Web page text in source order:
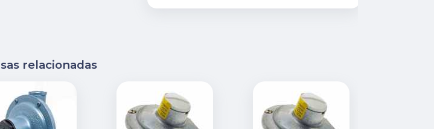
relacionadas